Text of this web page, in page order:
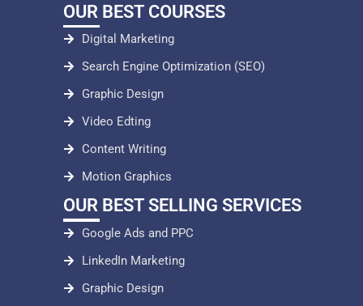
OUR BEST COURSES
Digital Marketing
Search Engine Optimization (SEO)
Graphic Design
Video Edting
Content Writing
Motion Graphics
OUR BEST SELLING SERVICES
Google Ads and PPC
LinkedIn Marketing
Graphic Design